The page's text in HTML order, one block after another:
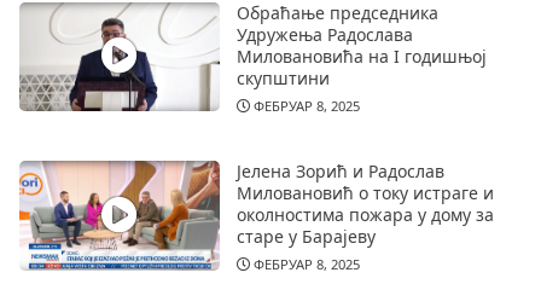
Обраћање председника
Удружења Радослава
Миловановића на I годишњој
скупштини
ФЕБРУАР 8, 2025
Јелена Зорић и Радослав
Миловановић о току истраге и
околностима пожара у дому за
старе у Барајеву
ФЕБРУАР 8, 2025